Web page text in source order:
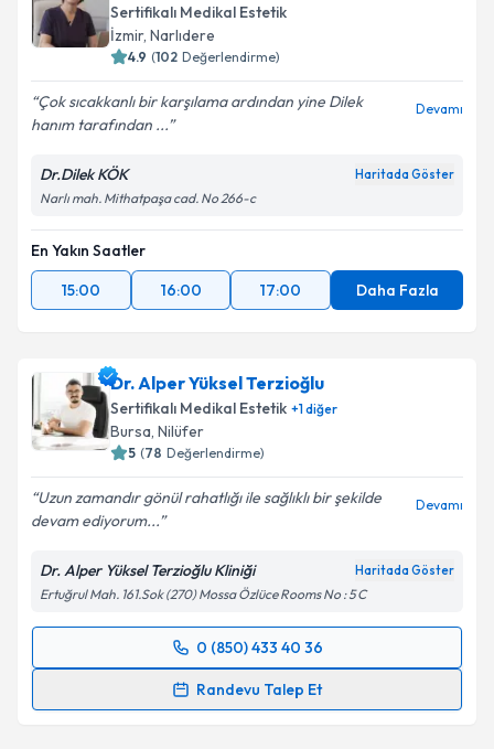
Sertifikalı Medikal Estetik
İzmir, Narlıdere
4.9 (102 Değerlendirme)
Çok sıcakkanlı bir karşılama ardından yine Dilek
hanım tarafından ...
Devamı
Dr.Dilek KÖK Haritada Göster
Narlı mah. Mithatpaşa cad. No 266-c
En Yakın Saatler
15:00
16:00 17:00 Daha Fazla
Dr. Alper Yüksel Terzioğlu
Sertifikalı Medikal Estetik +1diğer
Bursa, Nilüfer
5 (78 Değerlendirme)
Uzun zamandır gönül rahatlığı ile sağlıklı bir şekilde
devam ediyorum...
Devamı
Dr. Alper Yüksel Terzioğlu Kliniği Haritada Göster
Ertuğrul Mah. 161.Sok (270) Mossa Özlüce Rooms No : 5 C
0 (850) 433 40 36
Randevu Talep Et
Randevu Takvimi Talebi